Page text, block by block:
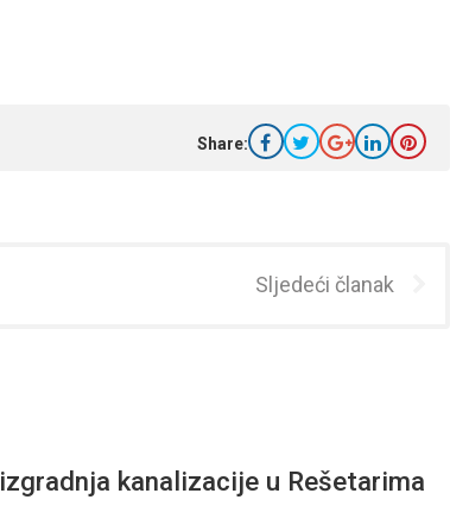
Share:
Sljedeći članak
kanalizacije u Rešetarima